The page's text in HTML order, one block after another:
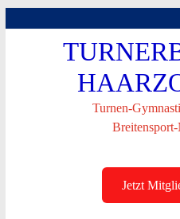
Turnen-
Jetzt